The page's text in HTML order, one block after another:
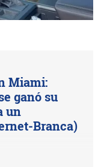
Miami:
ganó su
un
Branca)